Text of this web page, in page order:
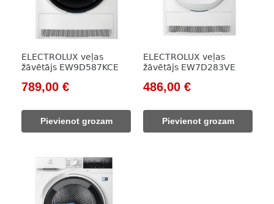
ELECTROLUX veļas
žāvētājs EW9D587KCE
Original
was:
1
789,00 €Current
Pievienot grozam
ELECTROLUX veļas
žāvētājs EW7D283VE
Original
was:
699,00 €.
486,00 €Current
Pievienot grozam